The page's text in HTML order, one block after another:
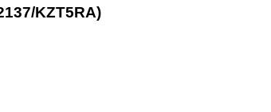
KZT5RA)